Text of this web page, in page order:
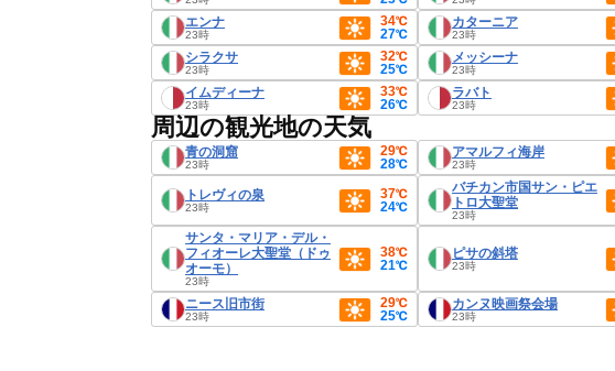
エンナ
23時
34℃
27℃
カターニア
23時
シラクサ
23時
32℃
25℃
メッシーナ
23時
イムディーナ
23時
33℃
26℃
ラバト
23時
周辺の観光地の天気
青の洞窟
23時
29℃
28℃
アマルフィ海岸
23時
トレヴィの泉
23時
37℃
24℃
バチカン市国サン・ピエ
トロ大聖堂
23時
サンタ・マリア・デル・
フィオーレ大聖堂（ドゥ
オーモ）
23時
38℃
21℃
ピサの斜塔
23時
ニース旧市街
23時
29℃
25℃
カンヌ映画祭会場
23時